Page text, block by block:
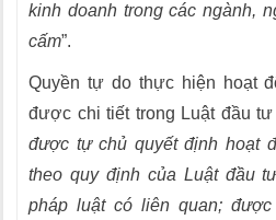
kinh doanh trong các ngành,
cấm”.
Quyền tự do thực hiện hoạt
được chi tiết trong Luật đầu
được tự chủ quyết định hoạt
theo quy định của Luật đầu
pháp luật có liên quan;